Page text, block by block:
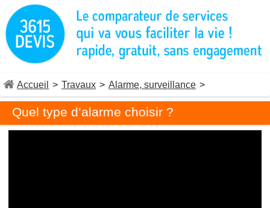
Accueil > Travaux > Alarme, surveillance >
Quel type d’alarme choisir ?